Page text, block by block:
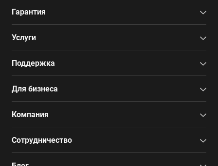
Гарантия
Услуги
Поддержка
Для бизнеса
Компания
Сотрудничество